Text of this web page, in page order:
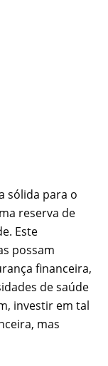
sólida para o
reserva de
Este
possam
financeira,
de saúde
investir em tal
mas